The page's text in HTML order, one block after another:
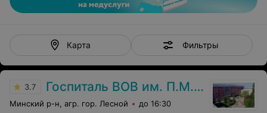
Карта Фильтры
3.7 Госпиталь ВОВ им. П.М. Машерова
Минский р-н, агр. гор. Лесной до 16:30